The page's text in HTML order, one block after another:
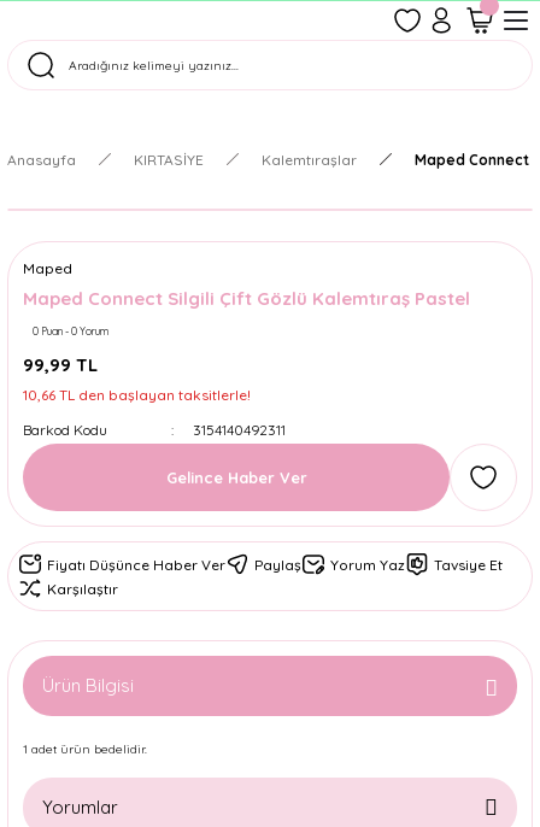
Tüm Siparişler Aynı Gün Kargoda!
Anasayfa KIRTASİYE Kalemtıraşlar Maped Connect
Maped
Maped Connect Silgili Çift Gözlü Kalemtıraş Pastel
0 Puan - 0 Yorum
99,99 TL
10,66 TL den başlayan taksitlerle!
Barkod Kodu
3154140492311
Gelince Haber Ver
Fiyatı Düşünce Haber Ver Paylaş Yorum Yaz
Tavsiye Et
Karşılaştır
Ürün Bilgisi
1 adet ürün bedelidir.
Yorumlar